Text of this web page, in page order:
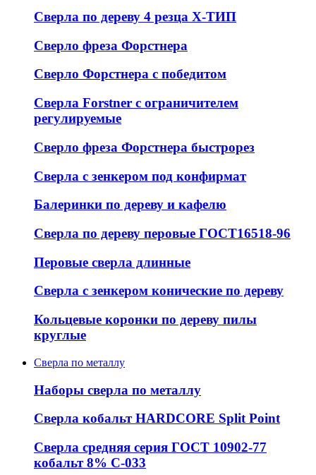
Сверла по дереву 4 резца Х-ТИП
Сверло фреза Форстнера
Сверло Форстнера с победитом
Сверла Forstner с ограничителем
регулируемые
Сверло фреза Форстнера быстрорез
Сверла с зенкером под конфирмат
Балеринки по дереву и кафелю
Сверла по дереву перовые ГОСТ16518-96
Перовые сверла длинные
Сверла с зенкером конические по дереву
Кольцевые коронки по дереву пилы
круглые
Сверла по металлу
Наборы сверла по металлу
Сверла кобальт HARDCORE Split Point
Сверла средняя серия ГОСТ 10902-77
кобальт 8% С-033